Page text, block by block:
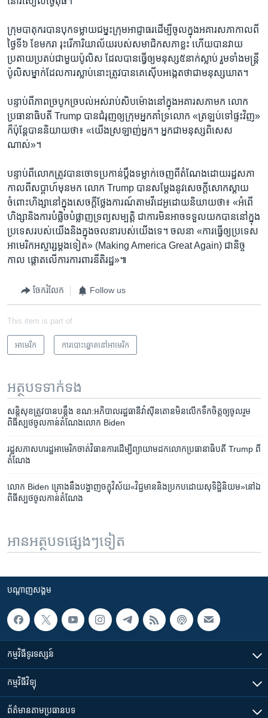
ក្រុម​បាតុករ​បាន​បុក​ទម្លាយជម្នះ​ក្រុម​អាជ្ញាធរ​ដើម្បីចូល​ក្នុង​អគារ​សភា​កាលពី​
ថ្ងៃ​ទី៦ ខែ​មករា ​រុះរើ​ការិយាល័យ​របស់​សមាជិក​សភា​ខ្លះ​ ហើយ​បាន​វាយ
ប្រតាយប្រតប់​ជាមួយ​ប៉ូលិស ដែល​បាន​ធ្វើ​ឲ្យ​មនុស្ស​៥នាក់​ស្លាប់ រួម​ទាំង​មន្ត្រី​
ប៉ូលិស​ម្នាក់​ដែល​ការ​ស្លាប់​នោះ​ត្រូវ​បាន​គេ​ស៊ើបអង្កេត​ថា​ជា​មនុស្ស​ឃាត។
បន្ទាប់ពី​ភាព​ច្របូក​ច្របល់​អស់​រាប់សិប​ម៉ោង​នៅ​ក្នុង​អគារ​សភា​មក លោក​
ប្រធានាធិបតី Trump បាន​ជំរុញ​ឲ្យ​ក្រុម​អ្នក​គាំទ្រ​លោក «ត្រឡប់​ទៅ​ផ្ទះ​វិញ»
ក៏​ប៉ុន្តែ​បាន​និយាយ​ថា៖ «យើង​ស្រឡាញ់​អ្នក។ អ្នក​ជា​មនុស្ស​ពិសេស​
ណាស់»។
បន្ទាប់ពី​លោក​ត្រូវ​បាន​ចោទ​ប្រកាន់​ប្តឹង​ទម្លាក់​ចេញ​ពី​តំណែង​ដោយ​រដ្ឋសភា​
កាល​ពី​សប្តាហ៍​មុន​មក លោក Trump បាន​សម្តែង​នូវ​សេចក្តី​សោកស្តាយ​
ចំពោះ​ហិង្សានៅ​ក្នុង​សេចក្តី​ថ្លែងការណ៍​តាម​វីដេអូ​ដោយ​និយាយ​ថា៖ «អំពើ​
ហិង្សា​និង​ការ​បំផ្លិច​បំផ្លាញ​ទ្រព្យសម្បត្តិ​ ជា​ការ​មិន​អាច​ទទួល​យក​បាន​នៅ​ក្នុង​
ប្រទេស​របស់​យើង​និងក្នុង​ចលនា​របស់​យើង​ទេ។ ចលនា «ការ​ធ្វើ​ឲ្យ​ប្រទេស​
អាមេរិក​អស្ចារ្ស​ម្តង​ទៀត»​ (Making America Great Again)​ ជានិច្ច
កាល​ ផ្តោត​លើ​ការ​ការពារ​នីតិរដ្ឋ»៕
ចែករំលែក Follow us
This item is part of
អាមេរិក​ ការបោះឆ្នោតនៅអាមេរិក
អត្ថបទ​ទាក់ទង
សន្តិសុខ​ត្រូវ​បាន​បន្តឹង​ ខណ:​អភិបាល​រដ្ឋធានី​វ៉ាស៊ីនតោន​មិន​លើក​ទឹក​ចិត្ត​ឲ្យ​ចូលរួម​
ពិធី​ស្បថ​ចូល​កាន់​តំណែង​លោក Biden
រដ្ឋសភា​សហរដ្ឋអាមេរិក​ចាត់​វិធានការ​ដើម្បី​​​ព្យាយាម​ដក​លោក​ប្រធានាធិបតី Trump ពី​
តំណែង
លោក Biden គ្រោង​នឹង​បង្ហាញ​ចក្ខុវិស័យ​«វិជ្ជមាន​​និង​ប្រកប​ដោយ​សុទិដ្ឋិនិយម»​នៅ​ឯ​
ពិធី​ស្បថ​ចូល​កាន់​តំណែង
អានអត្ថបទផ្សេងៗទៀត
បណ្តាញ​សង្គម
កម្មវិធី​ទូរទស្សន៍
កម្មវិធី​វិទ្យុ
ព័ត៌មាន​តាមប្រធានបទ​